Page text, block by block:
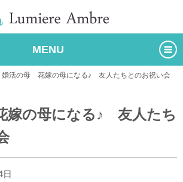
MENU
婚活の母 花嫁の母になる♪ 友人たちとのお祝い会
の母になる♪ 友人たち
日